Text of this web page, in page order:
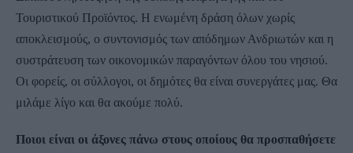
Τουριστικού Προϊόντος. Η ενωμένη δράση όλων χωρίς
αποκλεισμούς, ο συντονισμός των απόδημων Ανδριωτών και η
συστράτευση των οικονομικών παραγόντων όλου του νησιού.
Οι φορείς, οι σύλλογοι, οι δημότες θα είναι συνεργάτες μας. Θα
μιλάμε λίγο και θα ακούμε πολύ.
Ποιοι είναι οι άξονες πάνω στους οποίους θα προσπαθήσετε